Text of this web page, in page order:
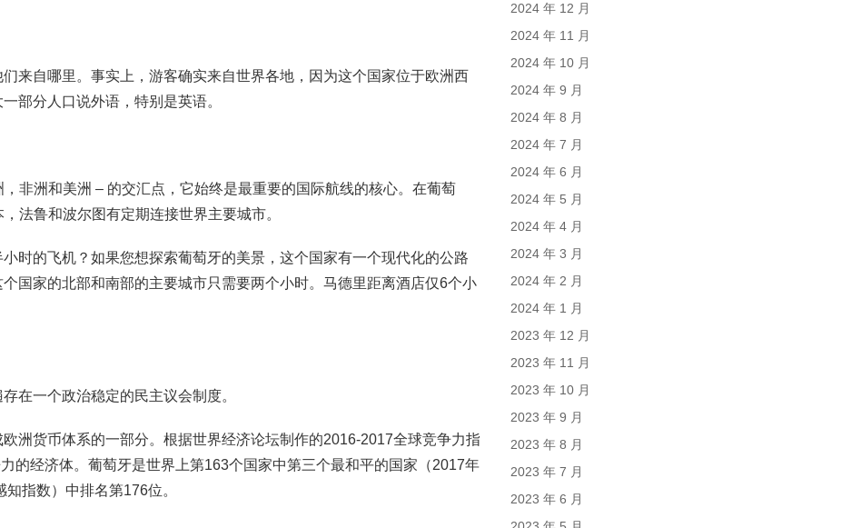
来自哪里。事实上，游客确实来自世界各地，因为这个国家位于欧洲西
部分人口说外语，特别是英语。
非洲和美洲 – 的交汇点，它始终是最重要的国际航线的核心。在葡萄
法鲁和波尔图有定期连接世界主要城市。
时的飞机？如果您想探索葡萄牙的美景，这个国家有一个现代化的公路
国家的北部和南部的主要城市只需要两个小时。马德里距离酒店仅6个小
在一个政治稳定的民主议会制度。
洲货币体系的一部分。根据世界经济论坛制作的2016-2017全球竞争力指
的经济体。葡萄牙是世界上第163个国家中第三个最和平的国家（2017年
指数）中排名第176位。
2024 年 12 月
2024 年 11 月
2024 年 10 月
2024 年 9 月
2024 年 8 月
2024 年 7 月
2024 年 6 月
2024 年 5 月
2024 年 4 月
2024 年 3 月
2024 年 2 月
2024 年 1 月
2023 年 12 月
2023 年 11 月
2023 年 10 月
2023 年 9 月
2023 年 8 月
2023 年 7 月
2023 年 6 月